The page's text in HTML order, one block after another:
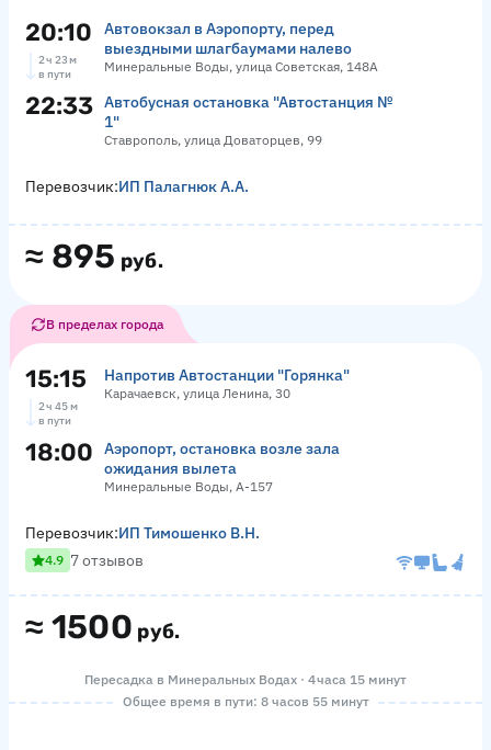
20:10
Автовокзал в Аэропорту, перед
выездными шлагбаумами налево
Минеральные Воды, улица Советская, 148А
2 ч 23 м
в пути
22:33 Автобусная остановка "Автостанция №
1"
Ставрополь, улица Доваторцев, 99
≈ 895 руб.
Перевозчик:ИП Палагнюк А.А.
В пределах города
15:15 Напротив Автостанции "Горянка"
Карачаевск, улица Ленина, 30
2 ч 45 м
в пути
18:00
Аэропорт, остановка возле зала
ожидания вылета
Минеральные Воды, А-157
≈ 1500 руб.
Перевозчик:ИП Тимошенко В.Н.
4.9 7 отзывов
Пересадка в Минеральных Водах · 4 часа 15 минут
Общее время в пути: 8 часов 55 минут